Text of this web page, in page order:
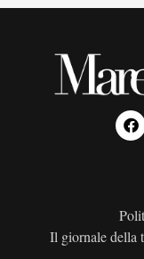
Il giornale della